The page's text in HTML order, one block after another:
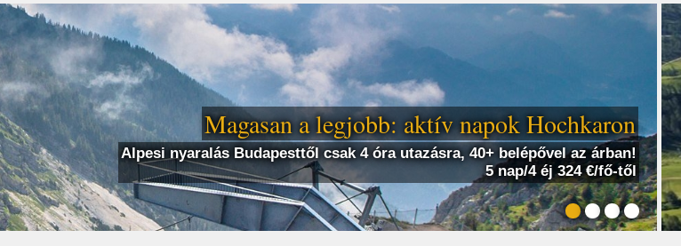
Magasan a legjobb: aktív napok Hochkaron
Alpesi nyaralás Budapesttől csak 4 óra utazásra, 40+ belépővel az árban!
5 nap/4 éj 324 €/fő-től